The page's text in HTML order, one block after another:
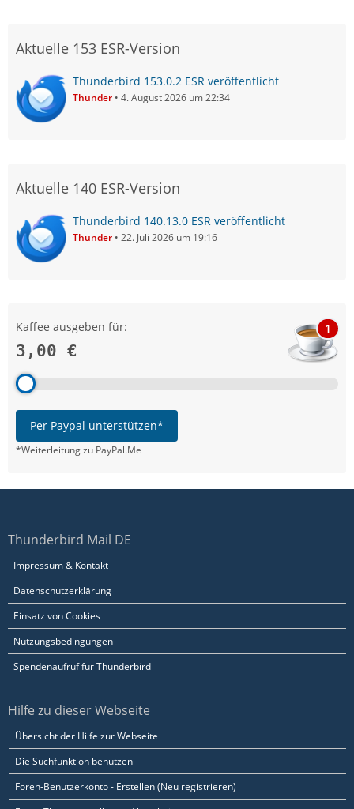
Aktuelle 153 ESR-Version
Thunderbird 153.0.2 ESR veröffentlicht
Thunder 4. August 2026 um 22:34
Aktuelle 140 ESR-Version
Thunderbird 140.13.0 ESR veröffentlicht
Thunder 22. Juli 2026 um 19:16
Kaffee ausgeben für:
3,00 €
1
Per Paypal unterstützen*
*Weiterleitung zu PayPal.Me
Thunderbird Mail DE
Impressum & Kontakt
Datenschutzerklärung
Einsatz von Cookies
Nutzungsbedingungen
Spendenaufruf für Thunderbird
Hilfe zu dieser Webseite
Übersicht der Hilfe zur Webseite
Die Suchfunktion benutzen
Foren-Benutzerkonto - Erstellen (Neu registrieren)